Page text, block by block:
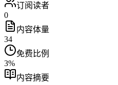
订阅读者
0
内容体量
34
免费比例
3%
内容摘要